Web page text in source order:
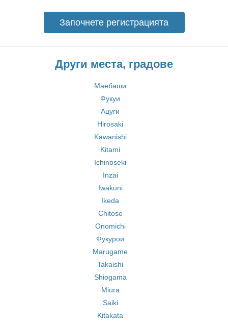
Започнете регистрацията
Други места, градове
Маебаши
Фукуи
Ацуги
Hirosaki
Kawanishi
Kitami
Ichinoseki
Inzai
Iwakuni
Ikeda
Chitose
Onomichi
Фукурои
Marugame
Takaishi
Shiogama
Miura
Saiki
Kitakata